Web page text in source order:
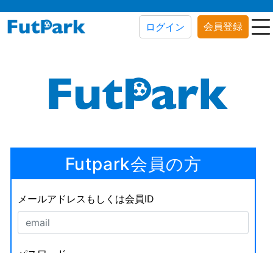
ログイン 会員登録
Futpark会員の方
メールアドレスもしくは会員ID